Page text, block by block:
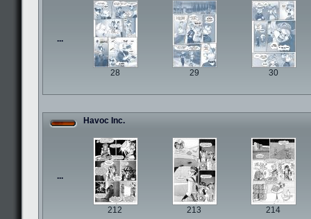
...
28 29 30
Havoc Inc.
...
212 213 214